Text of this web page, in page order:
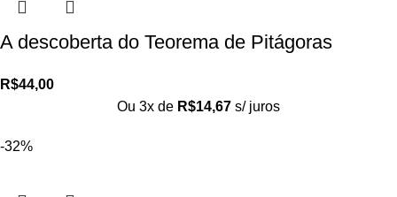
A descoberta do Teorema de Pitágoras
R$44,00
Ou 3x de R$14,67 s/ juros
-32%